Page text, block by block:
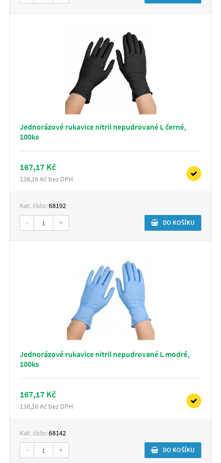
Jednorázové rukavice nitril nepudrované L černé,
100ks
167,17 Kč
138,16 Kč bez DPH
Kat. číslo:68192
- + DO KOŠÍKU
Jednorázové rukavice nitril nepudrované L modré,
100ks
167,17 Kč
138,16 Kč bez DPH
Kat. číslo:68142
- + DO KOŠÍKU